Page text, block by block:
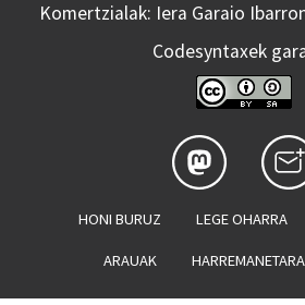
Komertzialak: Iera Garaio
Codesyntaxek
HONI BURUZ LEGE OHARRA
ARAUAK